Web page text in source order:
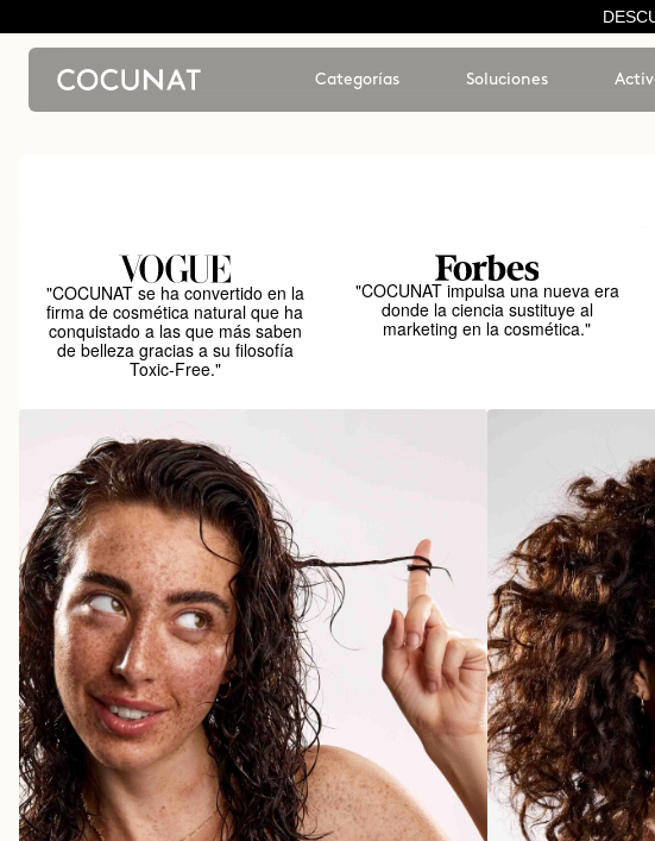
Categorías Soluciones
"COCUNAT se ha convertido en la
firma de cosmética natural que ha
conquistado a las que más saben
de belleza gracias a su filosofía
Toxic-Free."
"COCUNAT impulsa una nueva era
donde la ciencia sustituye al
marketing en la cosmética."